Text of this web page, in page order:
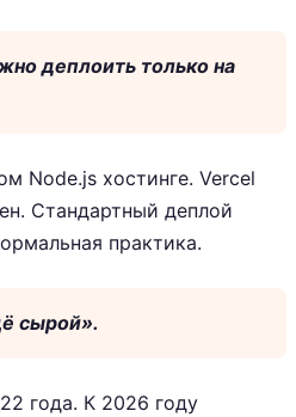
деплоить только на
Node.js хостинге. Vercel
Стандартный деплой
практика.
сырой».
года. К 2026 году